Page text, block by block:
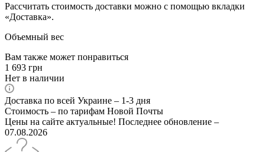
Рассчитать стоимость доставки можно с помощью вкладки
«Доставка».
Объемный вес
Вам также может понравиться
1 693 грн
Нет в наличии
Доставка по всей Украине – 1-3 дня
Стоимость – по тарифам Новой Почты
Цены на сайте актуальные! Последнее обновление –
07.08.2026